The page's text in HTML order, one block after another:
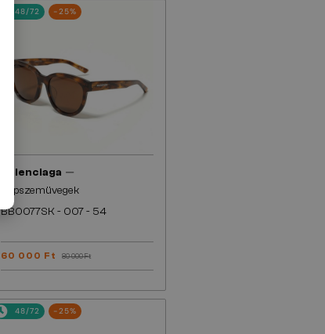
48/72 -25%
Balenciaga —
Napszemüvegek
BB0077SK - 007 - 54
60 000 Ft 80 000 Ft
48/72 -25%